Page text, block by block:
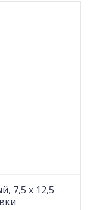
7,5 x 12,5